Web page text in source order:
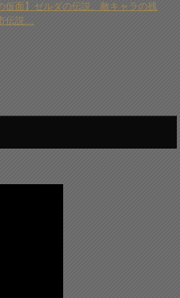
仮面】ゼルダの伝説、敵キャラの残
伝説…